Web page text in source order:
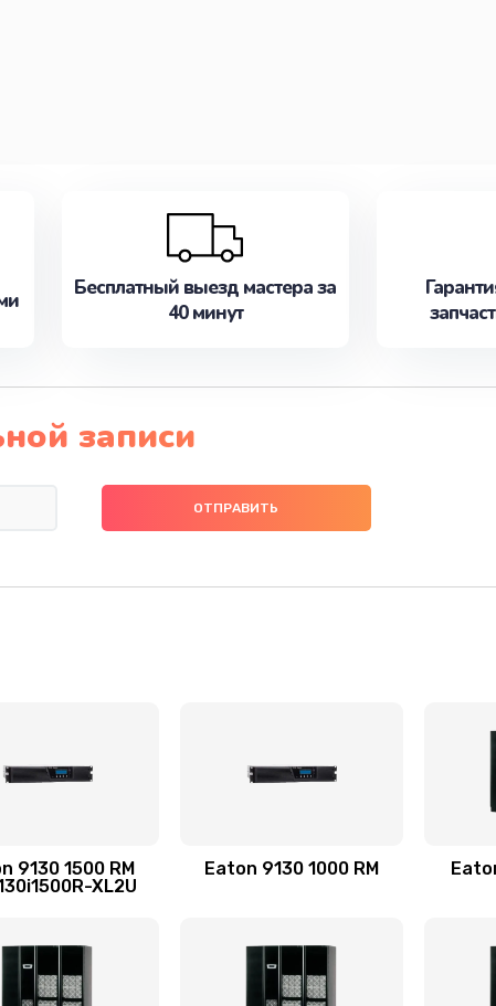
а также
их
уже
Бесплатный выезд мастера за
40 минут
записи
9130 1500 RM
XL2U
Eaton 9130 1000 RM